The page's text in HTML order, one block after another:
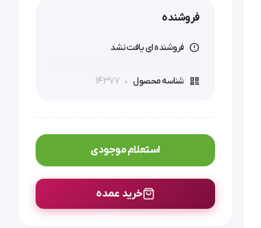
فروشنده
فروشنده ای یافت نشد
شناسه محصول 14377
استعلام موجودی
خرید عمده